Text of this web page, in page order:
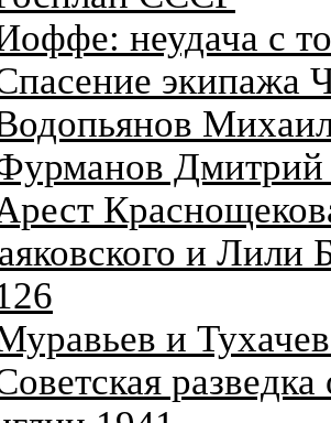
неудача с
экипажа
Дмитрий
и Лили
и